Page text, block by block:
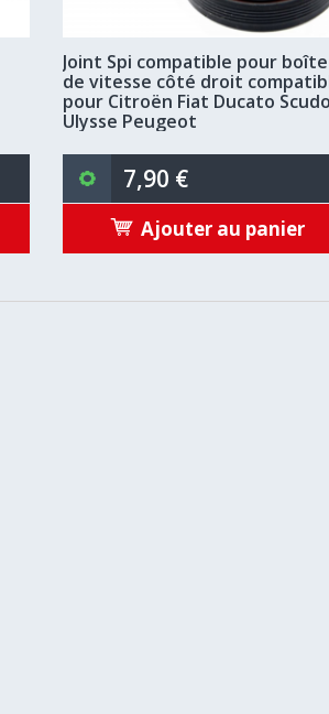
Joint Spi compatible pour boîte
de vitesse côté droit
pour Citroën Fiat Ducato Scudo
Ulysse Peugeot
7,90 €
Ajouter au panier